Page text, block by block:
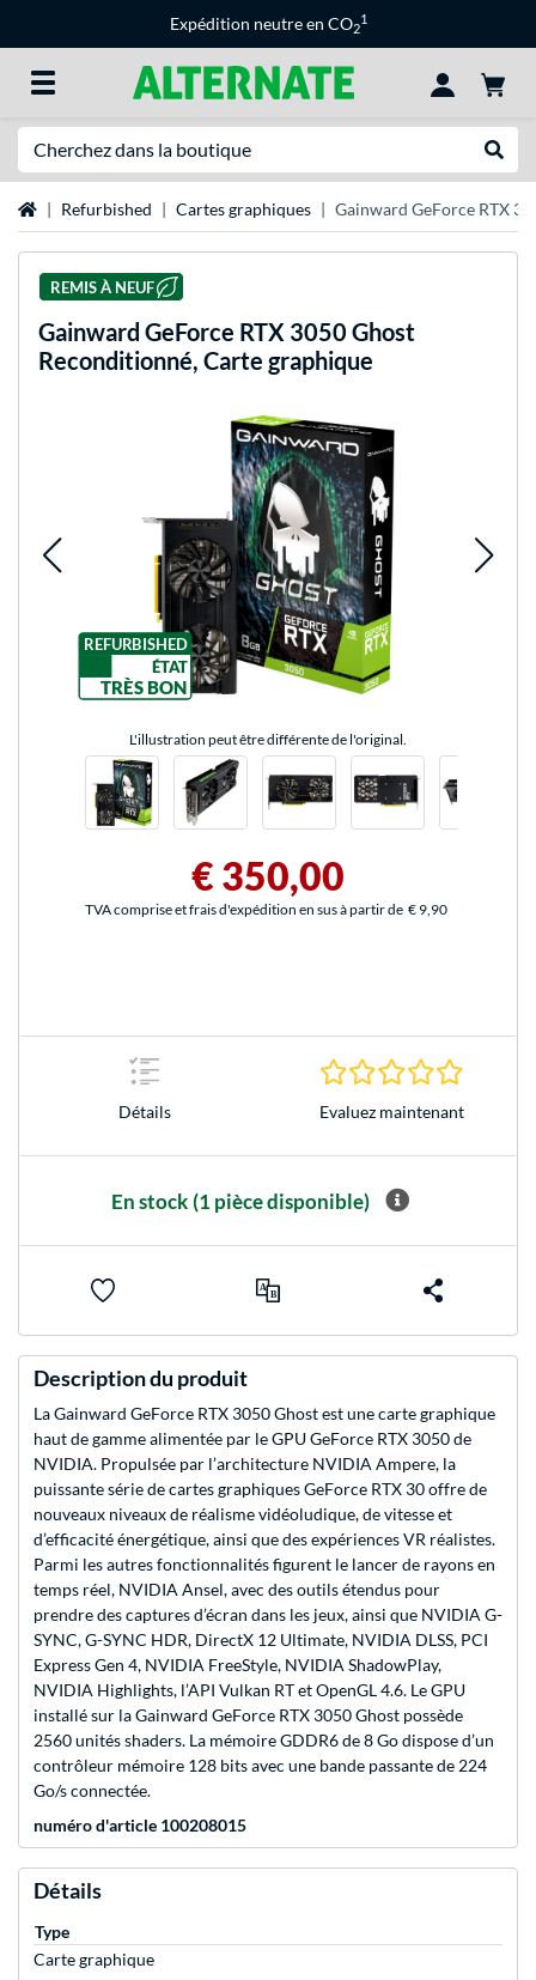
Expédition neutre en CO2
1
Page d'accueil
Refurbished Cartes graphiques Gainward GeForce RTX
REMIS À NEUF
Gainward GeForce RTX 3050 Ghost
Reconditionné, Carte graphique
REFURBISHED
ÉTAT
TRÈS BON
L'illustration peut être différente de l'original.
€ 350,00
TVA comprise et frais d'expédition en sus à partir de € 9,90
Détails Evaluez maintenant
En stock (1 pièce disponible)
Description du produit
La Gainward GeForce RTX 3050 Ghost est une carte graphique
haut de gamme alimentée par le GPU GeForce RTX 3050 de
NVIDIA. Propulsée par l’architecture NVIDIA Ampere, la
puissante série de cartes graphiques GeForce RTX 30 offre de
nouveaux niveaux de réalisme vidéoludique, de vitesse et
d’efficacité énergétique, ainsi que des expériences VR réalistes.
Parmi les autres fonctionnalités figurent le lancer de rayons en
temps réel, NVIDIA Ansel, avec des outils étendus pour
prendre des captures d’écran dans les jeux, ainsi que NVIDIA G-
SYNC, G-SYNC HDR, DirectX 12 Ultimate, NVIDIA DLSS, PCI
Express Gen 4, NVIDIA FreeStyle, NVIDIA ShadowPlay,
NVIDIA Highlights, l’API Vulkan RT et OpenGL 4.6. Le GPU
installé sur la Gainward GeForce RTX 3050 Ghost possède
2560 unités shaders. La mémoire GDDR6 de 8 Go dispose d’un
contrôleur mémoire 128 bits avec une bande passante de 224
Go/s connectée.
numéro d'article 100208015
Détails
Type
Carte graphique